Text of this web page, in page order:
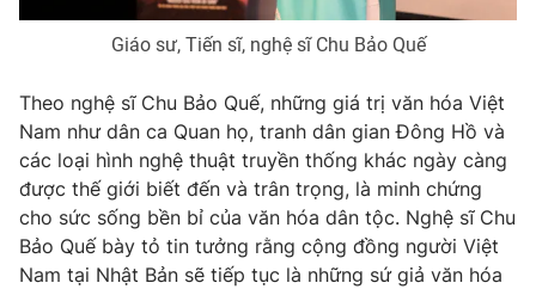
Giáo sư, Tiến sĩ, nghệ sĩ Chu Bảo Quế
Theo nghệ sĩ Chu Bảo Quế, những giá trị văn hóa Việt
Nam như dân ca Quan họ, tranh dân gian Đông Hồ và
các loại hình nghệ thuật truyền thống khác ngày càng
được thế giới biết đến và trân trọng, là minh chứng
cho sức sống bền bỉ của văn hóa dân tộc. Nghệ sĩ Chu
Bảo Quế bày tỏ tin tưởng rằng cộng đồng người Việt
Nam tại Nhật Bản sẽ tiếp tục là những sứ giả văn hóa